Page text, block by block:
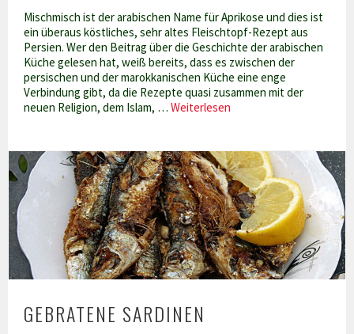
Mischmisch ist der arabischen Name für Aprikose und dies ist
ein überaus köstliches, sehr altes Fleischtopf-Rezept aus
Persien. Wer den Beitrag über die Geschichte der arabischen
Küche gelesen hat, weiß bereits, dass es zwischen der
persischen und der marokkanischen Küche eine enge
Verbindung gibt, da die Rezepte quasi zusammen mit der
neuen Religion, dem Islam, …Weiterlesen
mit
Aprikosensauce
GEBRATENE SARDINEN